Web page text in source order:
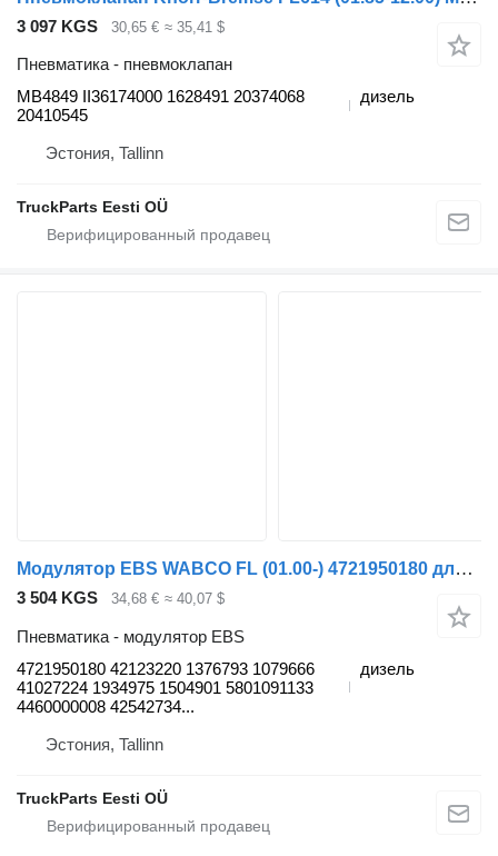
3 097 KGS 30,65 € ≈ 35,41 $
Пневматика - пневмоклапан
MB4849 II36174000 1628491 20374068
20410545
дизель
Эстония, Tallinn
TruckParts Eesti OÜ
Модулятор EBS WABCO FL (01.00-) 4721950180 для грузовика Volvo FL, FL6, FL7, FL10, FL12, FS718 (1985-2005)
3 504 KGS 34,68 € ≈ 40,07 $
Пневматика - модулятор EBS
4721950180 42123220 1376793 1079666
41027224 1934975 1504901 5801091133
4460000008 42542734...
дизель
Эстония, Tallinn
TruckParts Eesti OÜ